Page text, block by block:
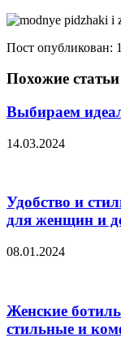
Пост опубликован:
Похожие статьи
Выбираем
14.03.2024
Удобство и
для женщин и
08.01.2024
Женские
стильные и